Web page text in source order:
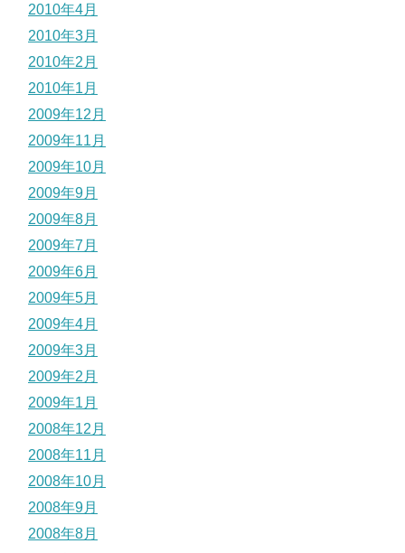
2010年4月
2010年3月
2010年2月
2010年1月
2009年12月
2009年11月
2009年10月
2009年9月
2009年8月
2009年7月
2009年6月
2009年5月
2009年4月
2009年3月
2009年2月
2009年1月
2008年12月
2008年11月
2008年10月
2008年9月
2008年8月